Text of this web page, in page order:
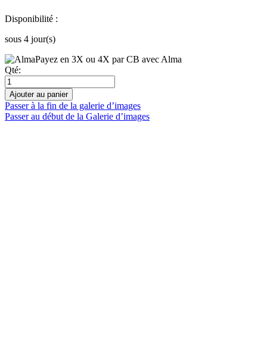
Disponibilité :
sous 4 jour(s)
Payez en 3X ou 4X par CB avec Alma
Qté:
Ajouter au panier
Passer à la fin de la galerie d’images
Passer au début de la Galerie d’images